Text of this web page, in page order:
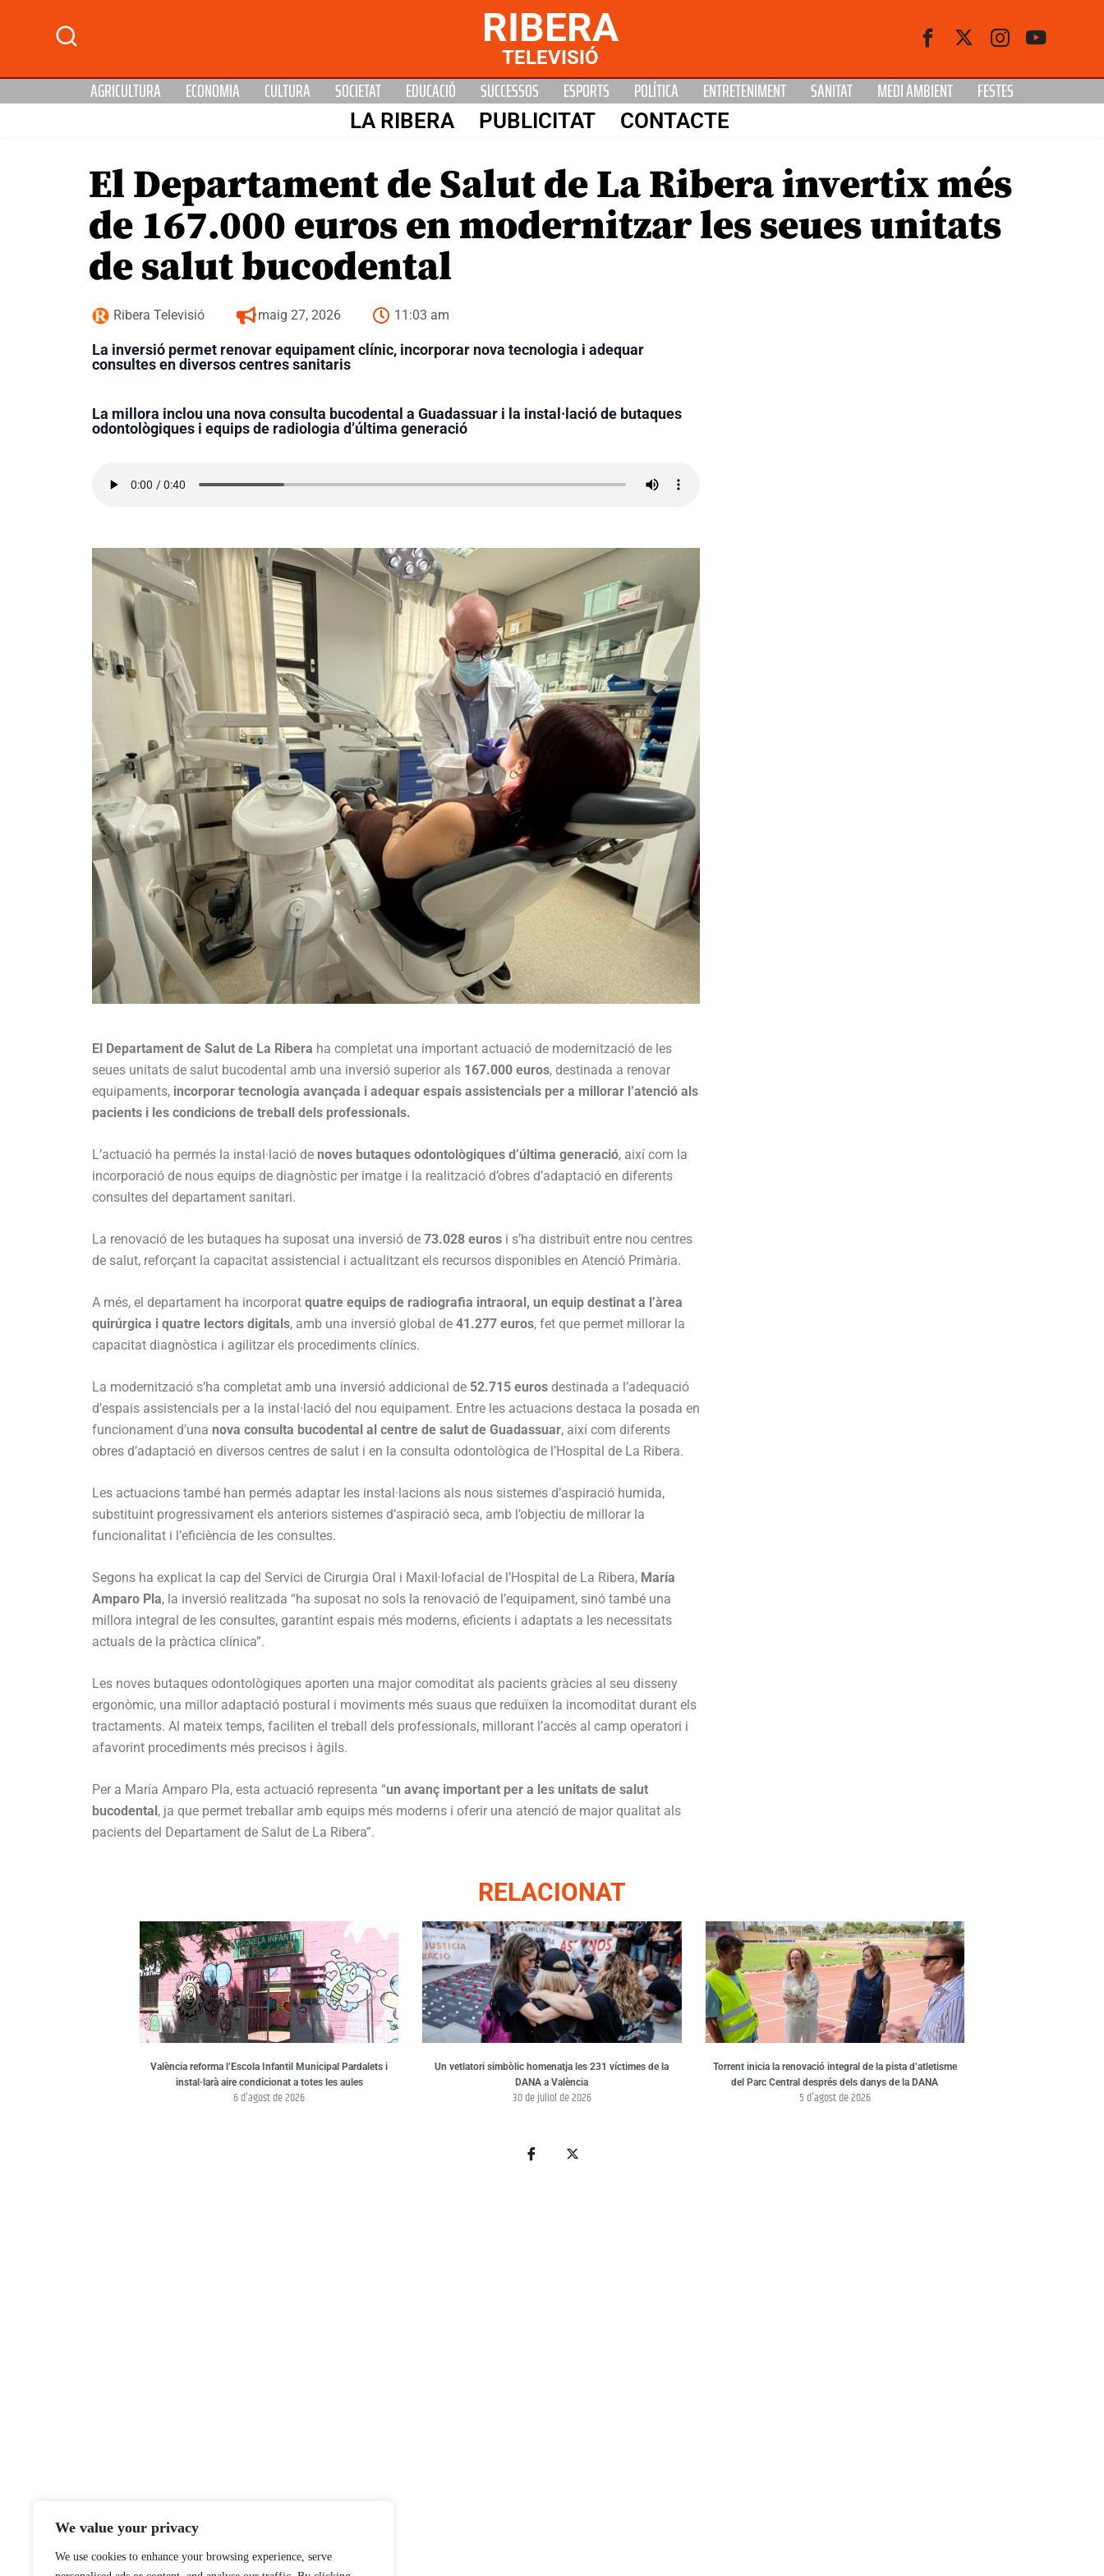
We value your privacy
We use cookies to enhance your browsing experience, serve
RIBERA
TELEVISIÓ
AGRICULTURA ECONOMIA CULTURA SOCIETAT EDUCACIÓ SUCCESSOS ESPORTS POLÍTICA ENTRETENIMENT SANITAT MEDI AMBIENT FESTES
LA RIBERA PUBLICITAT CONTACTE
El Departament de Salut de La Ribera invertix més
de 167.000 euros en modernitzar les seues unitats
de salut bucodental
Ribera Televisió maig 27, 2026 11:03 am
La inversió permet renovar equipament clínic, incorporar nova tecnologia i adequar
consultes en diversos centres sanitaris
La millora inclou una nova consulta bucodental a Guadassuar i la instal·lació de butaques
odontològiques i equips de radiologia d’última generació
El Departament de Salut de La Ribera ha completat una important actuació de modernització de les
seues unitats de salut bucodental amb una inversió superior als 167.000 euros, destinada a renovar
equipaments, incorporar tecnologia avançada i adequar espais assistencials per a millorar l’atenció als
pacients i les condicions de treball dels professionals.
L’actuació ha permés la instal·lació de noves butaques odontològiques d’última generació, així com la
incorporació de nous equips de diagnòstic per imatge i la realització d’obres d’adaptació en diferents
consultes del departament sanitari.
La renovació de les butaques ha suposat una inversió de 73.028 euros i s’ha distribuït entre nou centres
de salut, reforçant la capacitat assistencial i actualitzant els recursos disponibles en Atenció Primària.
A més, el departament ha incorporat quatre equips de radiografia intraoral, un equip destinat a l’àrea
quirúrgica i quatre lectors digitals, amb una inversió global de 41.277 euros, fet que permet millorar la
capacitat diagnòstica i agilitzar els procediments clínics.
La modernització s’ha completat amb una inversió addicional de 52.715 euros destinada a l’adequació
d’espais assistencials per a la instal·lació del nou equipament. Entre les actuacions destaca la posada en
funcionament d’una nova consulta bucodental al centre de salut de Guadassuar, així com diferents
obres d’adaptació en diversos centres de salut i en la consulta odontològica de l’Hospital de La Ribera.
Les actuacions també han permés adaptar les instal·lacions als nous sistemes d’aspiració humida,
substituint progressivament els anteriors sistemes d’aspiració seca, amb l’objectiu de millorar la
funcionalitat i l’eficiència de les consultes.
Segons ha explicat la cap del Servici de Cirurgia Oral i Maxil·lofacial de l’Hospital de La Ribera, María
Amparo Pla, la inversió realitzada “ha suposat no sols la renovació de l’equipament, sinó també una
millora integral de les consultes, garantint espais més moderns, eficients i adaptats a les necessitats
actuals de la pràctica clínica”.
Les noves butaques odontològiques aporten una major comoditat als pacients gràcies al seu disseny
ergonòmic, una millor adaptació postural i moviments més suaus que reduïxen la incomoditat durant els
tractaments. Al mateix temps, faciliten el treball dels professionals, millorant l’accés al camp operatori i
afavorint procediments més precisos i àgils.
Per a María Amparo Pla, esta actuació representa “un avanç important per a les unitats de salut
bucodental, ja que permet treballar amb equips més moderns i oferir una atenció de major qualitat als
pacients del Departament de Salut de La Ribera”.
RELACIONAT
València reforma l’Escola Infantil Municipal Pardalets i
instal·larà aire condicionat a totes les aules
6 d'agost de 2026
Un vetlatori simbòlic homenatja les 231 víctimes de la
DANA a València
30 de juliol de 2026
Torrent inicia la renovació integral de la pista d’atletisme
del Parc Central després dels danys de la DANA
5 d'agost de 2026